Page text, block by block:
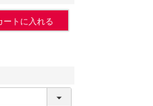
ートに入れる